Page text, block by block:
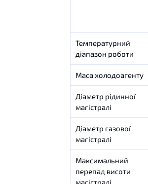
Температурний
діапазон роботи
Маса холодоагенту
Діаметр рідинної
магістралі
Діаметр газової
магістралі
Максимальний
перепад висоти
магістралі